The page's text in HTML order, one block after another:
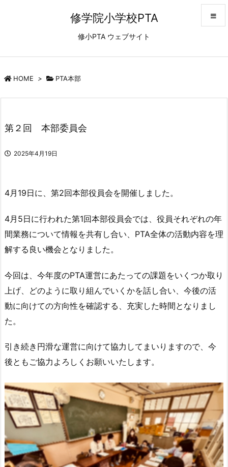
修学院小学校PTA
修小PTA ウェブサイト
HOME > PTA本部
第２回 本部委員会
2025年4月19日
4月19日に、第2回本部役員会を開催しました。
4月5日に行われた第1回本部役員会では、役員それぞれの年
間業務について情報を共有し合い、PTA全体の活動内容を理
解する良い機会となりました。
今回は、今年度のPTA運営にあたっての課題をいくつか取り
上げ、どのように取り組んでいくかを話し合い、今後の活
動に向けての方向性を確認する、充実した時間となりまし
た。
引き続き円滑な運営に向けて協力してまいりますので、今
後ともご協力よろしくお願いいたします。